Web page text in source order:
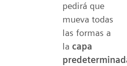
pedirá que
mueva todas
las formas a
la capa